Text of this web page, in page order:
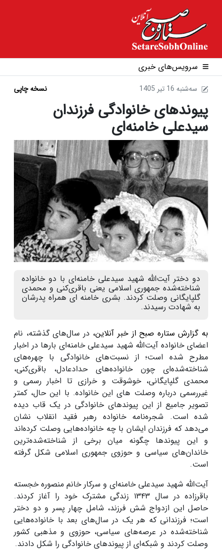
سرویس‌های خبری
1405 سه‌شنبه 16 تير نسخه چاپی
پیوندهای خانوادگی فرزندان
سیدعلی خامنه‌ای
دو دختر آیت‌الله شهید سیدعلی خامنه‌ای با دو خانواده
شناخته‌شده جمهوری اسلامی یعنی باقری‌کنی و محمدی
گلپایگانی وصلت کردند. بشری خامنه ای همراه پدرشان
به شهادت رسیدند.
به گزارش ستاره صبح از خبر آنلاین، در سال‌های گذشته، نام
اعضای خانواده آیت‌الله شهید سیدعلی خامنه‌ای بارها در اخبار
مطرح شده است؛ از نسبت‌های خانوادگی با چهره‌های
شناخته‌شده‌ای چون خانواده‌های حدادعادل، باقری‌کنی،
محمدی گلپایگانی، خوشوقت و خرازی تا اخبار رسمی و
غیررسمی درباره وصلت های این خانواده. با این حال، کمتر
تصویر جامیع از این پیوندهای خانوادگی در یک قاب دیده
شده است. شجره‌نامه خانواده رهبر فقید انقلاب نشان
می‌دهد که فرزندان ایشان با چه خانواده‌هایی وصلت کرده‌اند
و این پیوندها چگونه میان برخی از شناخته‌شده‌ترین
خاندان‌های سیاسی و حوزوی جمهوری اسلامی شکل گرفته
است.
آیت‌الله شهید سیدعلی خامنه‌ای و سرکار خانم منصوره خجسته
باقرزاده در سال ۱۳۴۳ زندگی مشترک خود را آغاز کردند.
حاصل این ازدواج شش فرزند، شامل چهار پسر و دو دختر
است؛ فرزندانی که هر یک در سال‌های بعد با خانواده‌هایی
شناخته‌شده در عرصه‌های سیاسی، حوزوی و مذهبی کشور
وصلت کردند و شبکه‌ای از پیوندهای خانوادگی را شکل دادند.